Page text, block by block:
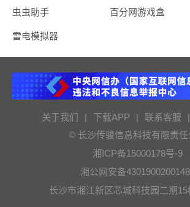
虫虫助手 百分网游戏盒
雷电模拟器
关于我们 | 下载APP | 联系客服 |
© 长沙传骏信息科技有限责任
湘ICP备15000178号-9
湘公网安备
长沙市湘江新区芯城科技园二期15